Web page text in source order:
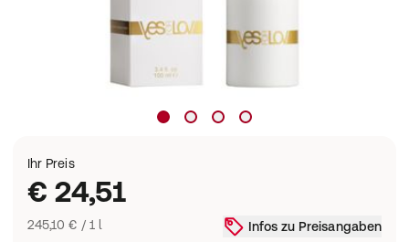
Ihr Preis
€ 24,51
245,10 € / 1 l Infos zu Preisangaben